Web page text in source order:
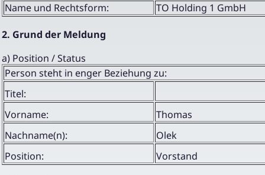
Name und Rechtsform:
TO Holding 1 GmbH
2. Grund der Meldung
a) Position / Status
Person steht in enger Beziehung zu:
Titel:
Vorname:
Thomas
Nachname(n):
Olek
Position:
Vorstand